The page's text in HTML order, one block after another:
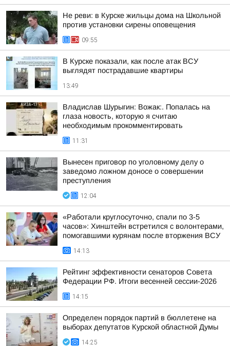
Не реви: в Курске жильцы дома на Школьной
против установки сирены оповещения
09:55
В Курске показали, как после атак ВСУ
выглядят пострадавшие квартиры
13:49
Владислав Шурыгин: Вожак:. Попалась на
глаза новость, которую я считаю
необходимым прокомментировать
11:31
Вынесен приговор по уголовному делу о
заведомо ложном доносе о совершении
преступления
12:04
«Работали круглосуточно, спали по 3-5
часов»: Хинштейн встретился с волонтерами,
помогавшими курянам после вторжения ВСУ
14:13
Рейтинг эффективности сенаторов Совета
Федерации РФ. Итоги весенней сессии-2026
14:15
Определен порядок партий в бюллетене на
выборах депутатов Курской областной Думы
14:25